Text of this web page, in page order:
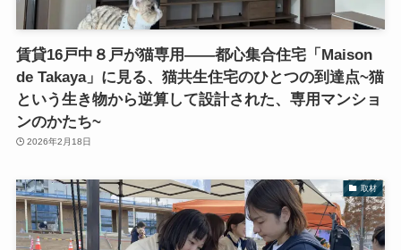
賃貸16戸中８戸が猫専用――都心集合住宅「Maison
de Takaya」に見る、猫共生住宅のひとつの到達点~猫
という生き物から逆算して設計された、専用マンショ
ンのかたち~
2026年2月18日
取材